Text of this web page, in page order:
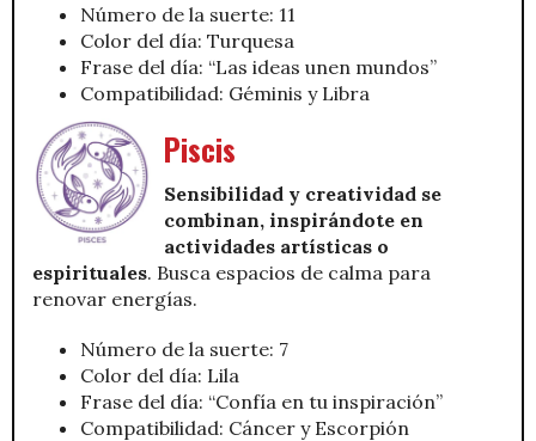
Número de la suerte: 11
Color del día: Turquesa
Frase del día: “Las ideas unen mundos”
Compatibilidad: Géminis y Libra
Piscis
Sensibilidad y creatividad se
combinan, inspirándote en
actividades artísticas o
espirituales. Busca espacios de calma para
renovar energías.
Número de la suerte: 7
Color del día: Lila
Frase del día: “Confía en tu inspiración”
Compatibilidad: Cáncer y Escorpión